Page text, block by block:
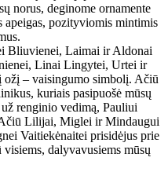
norus, deginome ornamente
apeigas, pozityviomis mintimis
Bliuvienei, Laimai ir Aldonai
Linai Lingytei, Urtei ir
ožį – vaisingumo simbolį. Ačiū
kuriais pasipuošė mūsų
renginio vedimą, Pauliui
Lilijai, Miglei ir Mindaugui
Vaitiekėnaitei prisidėjus prie
dalyvavusiems mūsų